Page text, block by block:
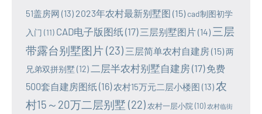
51盖房网 (13) 2023年农村最新别墅图 (15) cad制图初学
入门 (11) CAD电子版图纸 (17) 三层别墅图片(14) 三层
带露台别墅图片 (23) 三层简单农村自建房(15)两
兄弟双拼别墅 (12) 二层半农村别墅自建房(17) 免费
500套自建房图纸 (16) 农村15万元二层小楼图 (13)农
村15～20万二层别墅 (22) 农村一层小院 (10) 农村临街